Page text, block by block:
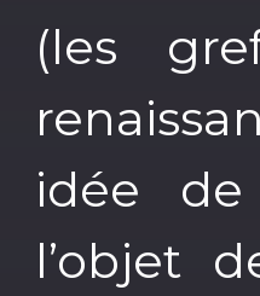
(les
idée de
l’objet